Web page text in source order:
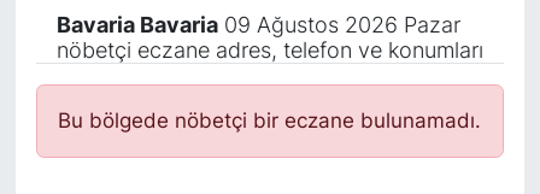
Bavaria Bavaria09 Ağustos 2026 Pazar
nöbetçi eczane adres, telefon ve konumları
Bu bölgede nöbetçi bir eczane bulunamadı.